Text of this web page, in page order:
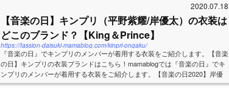
2020.07.18
【音楽の日】キンプリ（平野紫耀/岸優太）の衣装は
どこのブランド？【King＆Prince】
https://fassion-daisuki-mamablog.com/kinpri-ongaku/
『音楽の日』でキンプリのメンバーが着用する衣装をご紹介します。【音楽
の日】キンプリの衣装ブランドはこちら！mamablogでは『音楽の日』でキ
ンプリのメンバーが着用する衣装をご紹介します。【音楽の日2020】岸優
太衣装（パープルのジャケット）2020年7月18日に放...